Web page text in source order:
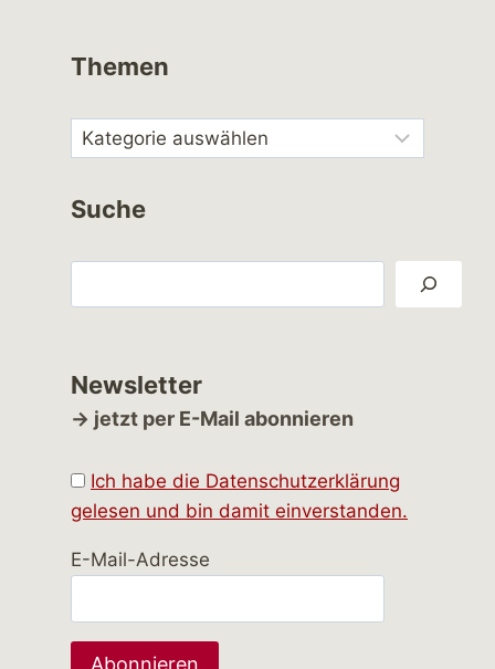
Themen
Suche
Newsletter
→ jetzt per E-Mail abonnieren
Ich habe die Datenschutzerklärung
gelesen und bin damit einverstanden.
E-Mail-Adresse